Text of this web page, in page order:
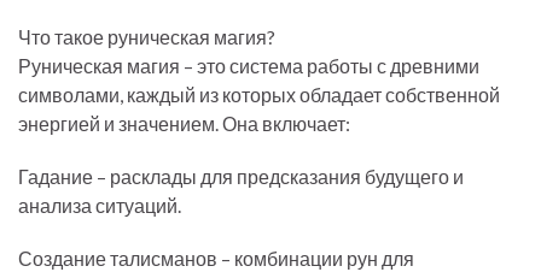
Что такое руническая магия?
Руническая магия – это система работы с древними
символами, каждый из которых обладает собственной
энергией и значением. Она включает:
Гадание – расклады для предсказания будущего и
анализа ситуаций.
Создание талисманов – комбинации рун для